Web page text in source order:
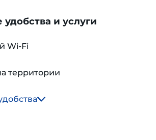
и услуги
Wi-Fi
территории